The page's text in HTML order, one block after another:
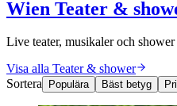
Wien Teater &
Live teater, musikaler och shower
Visa alla Teater & shower
Sortera
Populära Bäst betyg